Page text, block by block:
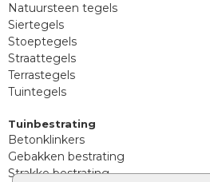
Natuursteen tegels
Siertegels
Stoeptegels
Straattegels
Terrastegels
Tuintegels
Tuinbestrating
Betonklinkers
Gebakken bestrating
Strakke bestrating